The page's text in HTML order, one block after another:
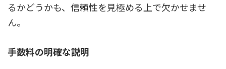
るかどうかも、信頼性を見極める上で欠かせませ
ん。
手数料の明確な説明